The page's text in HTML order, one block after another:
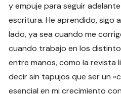
y empuje para seguir
escritura. He aprendido, sigo
lado, ya sea cuando me
cuando trabajo en los
entre manos, como la revista
decir sin tapujos que ser un
esencial en mi crecimiento